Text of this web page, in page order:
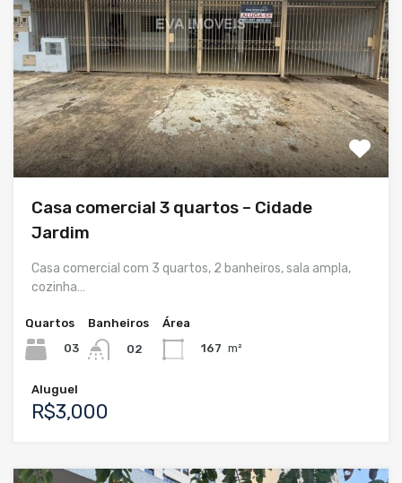
Casa comercial 3 quartos – Cidade
Jardim
Casa comercial com 3 quartos, 2 banheiros, sala ampla,
cozinha…
Quartos
03
Banheiros
02
Área
167 m²
Aluguel
R$3,000